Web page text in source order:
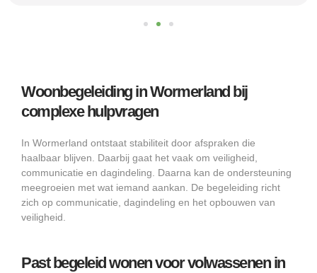
Woonbegeleiding in Wormerland bij
complexe hulpvragen
In Wormerland ontstaat stabiliteit door afspraken die
haalbaar blijven. Daarbij gaat het vaak om veiligheid,
communicatie en dagindeling. Daarna kan de ondersteuning
meegroeien met wat iemand aankan. De begeleiding richt
zich op communicatie, dagindeling en het opbouwen van
veiligheid.
Past begeleid wonen voor volwassenen in